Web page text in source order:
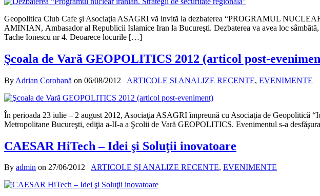
Geopolitica Club Cafe şi Asociaţia ASAGRI vă invită la dezbaterea “PROGRAMUL
AMINIAN, Ambasador al Republicii Islamice Iran la Bucureşti. Dezbaterea va avea loc
Tache Ionescu nr 4. Deoarece locurile […]
Şcoala de Vară GEOPOLITICS 2012 (articol post-
By Adrian Corobană on 06/08/2012 ARTICOLE ȘI ANALIZE RECENTE, EVENIMENTE
În perioada 23 iulie – 2 august 2012, Asociaţia ASAGRI împreună cu Asociaţia de Geopolitică
Metropolitane Bucureşti, ediţia a-II-a a Şcolii de Vară GEOPOLITICS. Evenimentul s-a
CAESAR HiTech – Idei şi Soluţii inovatoare
By admin on 27/06/2012 ARTICOLE ȘI ANALIZE RECENTE, EVENIMENTE